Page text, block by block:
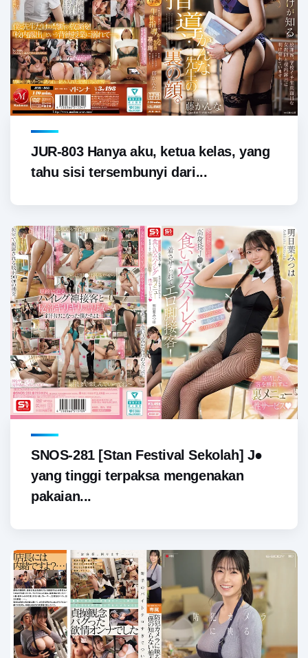
JUR-803 Hanya aku, ketua kelas, yang
tahu sisi tersembunyi dari...
SNOS-281 [Stan Festival Sekolah] J●
yang tinggi terpaksa mengenakan
pakaian...